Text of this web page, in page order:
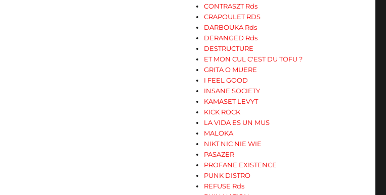
CONTRASZT Rds
CRAPOULET RDS
DARBOUKA Rds
DERANGED Rds
DESTRUCTURE
ET MON CUL C'EST DU TOFU ?
GRITA O MUERE
I FEEL GOOD
INSANE SOCIETY
KAMASET LEVYT
KICK ROCK
LA VIDA ES UN MUS
MALOKA
NIKT NIC NIE WIE
PASAZER
PROFANE EXISTENCE
PUNK DISTRO
REFUSE Rds